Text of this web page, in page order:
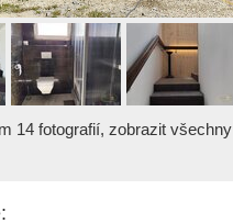
14 fotografií, zobrazit všechny